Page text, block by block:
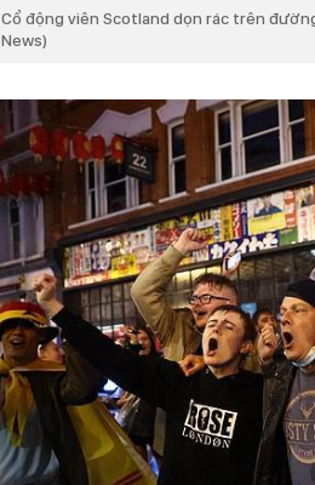
Cổ động viên Scotland dọn rác trên
News)